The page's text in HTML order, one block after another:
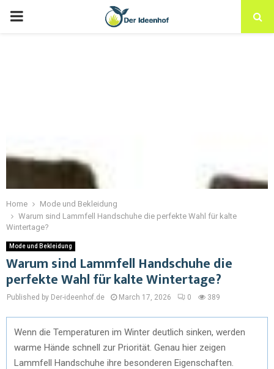
Home
Mode und Bekleidung
Warum sind Lammfell Handschuhe die perfekte Wahl für kalte
Wintertage?
Mode und Bekleidung
Warum sind Lammfell Handschuhe die
perfekte Wahl für kalte Wintertage?
Published by Der-ideenhof.de March 17, 2026 0 389
Wenn die Temperaturen im Winter deutlich sinken, werden
warme Hände schnell zur Priorität. Genau hier zeigen
Lammfell Handschuhe ihre besonderen Eigenschaften.